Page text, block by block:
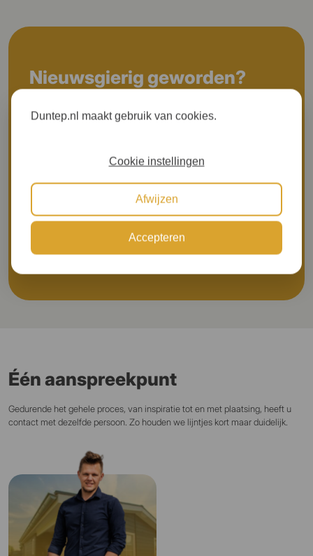
Nieuwsgierig geworden?
Wilt u meer gerichte informatie ontvangen?
Meer inspiratie om door te bladeren
Brochure aanvragen
Één aanspreekpunt
Gedurende het gehele proces, van inspiratie tot en met plaatsing, heeft u
contact met dezelfde persoon. Zo houden we lijntjes kort maar duidelijk.
Duntep.nl maakt gebruik van cookies.
Cookie instellingen
Afwijzen
Accepteren